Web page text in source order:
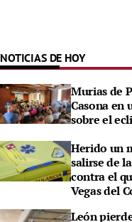
NOTICIAS DE HOY
Murias de
Casona en
sobre el
Herido un
salirse de
contra el
Vegas del
León